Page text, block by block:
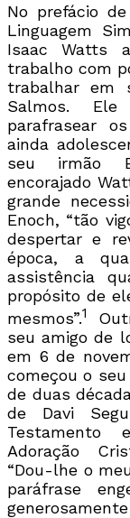
No prefácio
Linguagem
Isaac Watts
trabalho com
trabalhar em
Salmos.
parafrasear
ainda
seu irmão
encorajado
grande
Enoch, “tão
despertar e
época, a
assistência
propósito de
mesmos”.1
seu amigo de
em 6 de
começou o
de duas
de Davi
Testamento
Adoração
“Dou-lhe o
paráfrase